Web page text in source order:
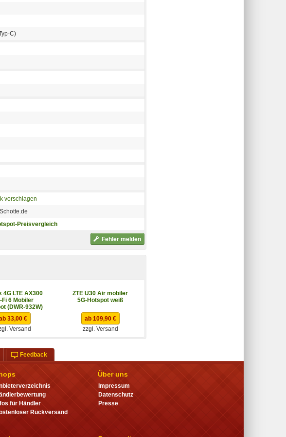
C)
vorschlagen
Preisvergleich
Fehler melden
4G LTE AX300
Fi 6 Mobiler
(DWR-932W)
ZTE U30 Air mobiler
5G-Hotspot weiß
33,00 €
Versand
ab 109,90 €
zzgl. Versand
Feedback
für Händler
Rückversand
Über uns
Impressum
Datenschutz
Presse